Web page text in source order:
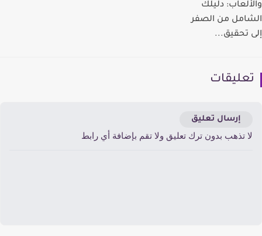
دليلك
من الصفر
تحقيق...
إرسال تعليق
تذهب بدون ترك تعليق ولا تقم بإضافة أي رابط